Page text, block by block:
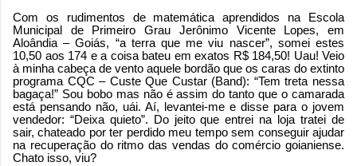
Com os rudimentos de matemática aprendidos na Escola
Municipal de Primeiro Grau Jerônimo Vicente Lopes, em
Aloândia – Goiás, “a terra que me viu nascer”, somei estes
10,50 aos 174 e a coisa bateu em exatos R$ 184,50! Uau! Veio
à minha cabeça de vento aquele bordão que os caras do extinto
programa CQC – Custe Que Custar (Band): “Tem treta nessa
bagaça!” Sou bobo mas não é assim do tanto que o camarada
está pensando não, uái. Aí, levantei-me e disse para o jovem
vendedor: “Deixa quieto”. Do jeito que entrei na loja tratei de
sair, chateado por ter perdido meu tempo sem conseguir ajudar
na recuperação do ritmo das vendas do comércio goianiense.
Chato isso, viu?